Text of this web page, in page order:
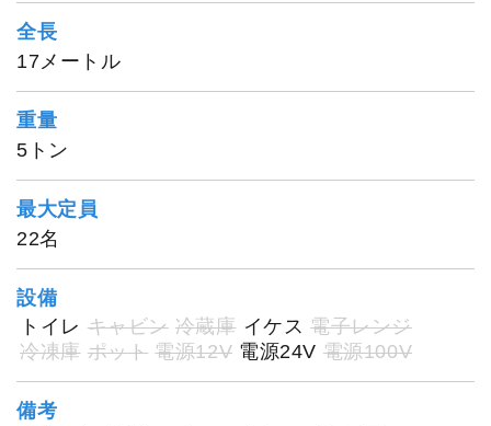
全長
17メートル
重量
5トン
最大定員
22名
設備
トイレ キャビン 冷蔵庫 イケス 電子レンジ
冷凍庫 ポット 電源12V 電源24V 電源100V
備考